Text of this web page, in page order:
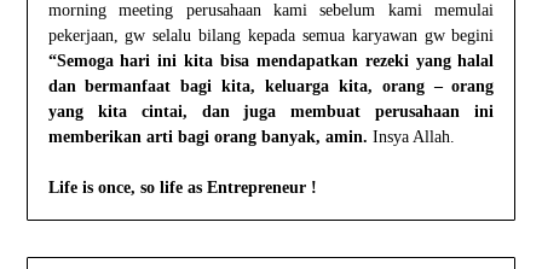
morning meeting perusahaan kami sebelum kami memulai
pekerjaan, gw selalu bilang kepada semua karyawan gw begini
“Semoga hari ini kita bisa mendapatkan rezeki yang halal
dan bermanfaat bagi kita, keluarga kita, orang – orang
yang kita cintai, dan juga membuat perusahaan ini
memberikan arti bagi orang banyak, amin. Insya Allah.
Life is once, so life as Entrepreneur !